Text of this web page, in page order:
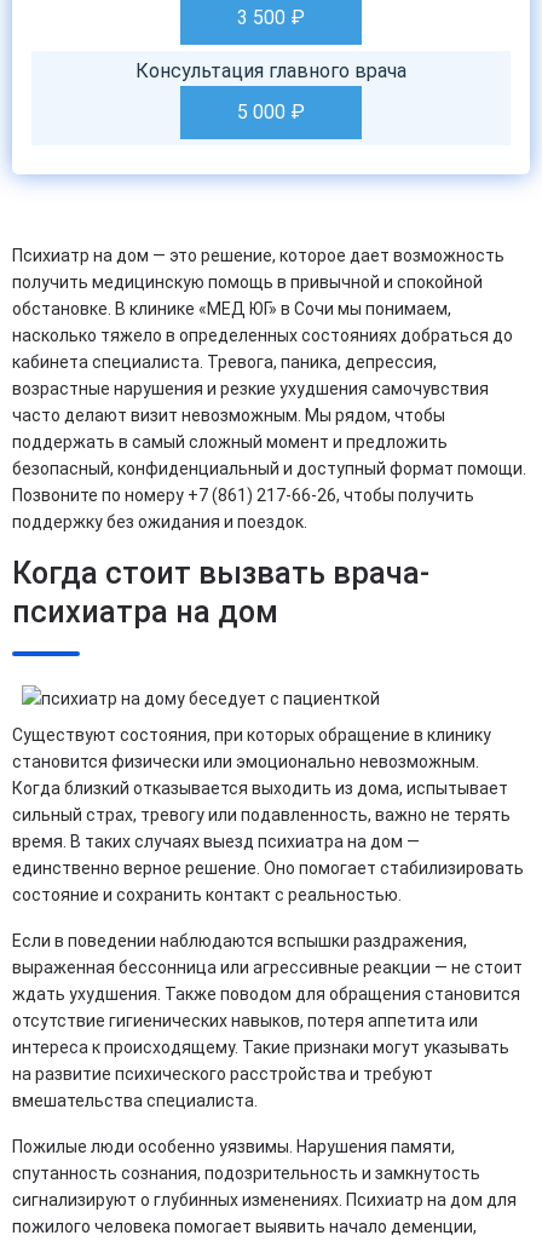
3 500 ₽
Консультация главного врача
5 000 ₽
Психиатр на дом — это решение, которое дает возможность
получить медицинскую помощь в привычной и спокойной
обстановке. В клинике «МЕД ЮГ» в Сочи мы понимаем,
насколько тяжело в определенных состояниях добраться до
кабинета специалиста. Тревога, паника, депрессия,
возрастные нарушения и резкие ухудшения самочувствия
часто делают визит невозможным. Мы рядом, чтобы
поддержать в самый сложный момент и предложить
безопасный, конфиденциальный и доступный формат помощи.
Позвоните по номеру +7 (861) 217-66-26, чтобы получить
поддержку без ожидания и поездок.
Когда стоит вызвать врача-
психиатра на дом
Существуют состояния, при которых обращение в клинику
становится физически или эмоционально невозможным.
Когда близкий отказывается выходить из дома, испытывает
сильный страх, тревогу или подавленность, важно не терять
время. В таких случаях выезд психиатра на дом —
единственно верное решение. Оно помогает стабилизировать
состояние и сохранить контакт с реальностью.
Если в поведении наблюдаются вспышки раздражения,
выраженная бессонница или агрессивные реакции — не стоит
ждать ухудшения. Также поводом для обращения становится
отсутствие гигиенических навыков, потеря аппетита или
интереса к происходящему. Такие признаки могут указывать
на развитие психического расстройства и требуют
вмешательства специалиста.
Пожилые люди особенно уязвимы. Нарушения памяти,
спутанность сознания, подозрительность и замкнутость
сигнализируют о глубинных изменениях. Психиатр на дом для
пожилого человека помогает выявить начало деменции,